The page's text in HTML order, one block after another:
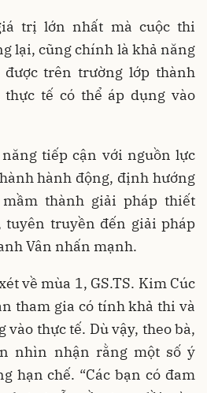
trị lớn nhất mà cuộc thi
lại, cũng chính là khả năng
trên trường lớp thành
tế có thể áp dụng vào
năng tiếp cận với nguồn lực
hành động, định hướng
thành giải pháp thiết
tuyên truyền đến giải pháp
Vân nhấn mạnh.
về mùa 1, GS.TS. Kim Cúc
tham gia có tính khả thi và
vào thực tế. Dù vậy, theo bà,
nhìn nhận rằng một số ý
hạn chế. “Các bạn có đam